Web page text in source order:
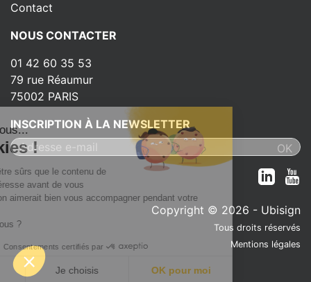
Contact
NOUS CONTACTER
01 42 60 35 53
79 rue Réaumur
75002 PARIS
INSCRIPTION À LA NEWSLETTER
Copyright © 2026 - Ubisign
Tous droits réservés
Mentions légales
nous...
!
d'être sûrs que le contenu de
intéresse avant de vous
mais on aimerait bien vous accompagner pendant votre
pour vous ?
Consentements certifiés par
merci Je choisis OK pour moi